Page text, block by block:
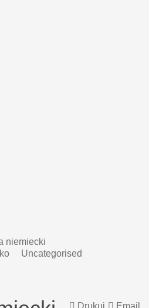
niemiecki
Uncategorised
Email
Drukuj